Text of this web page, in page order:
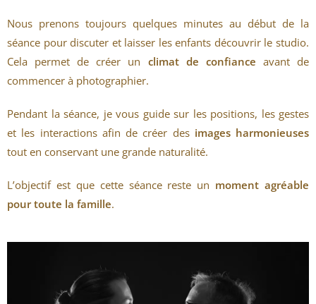
Nous prenons toujours quelques minutes au début de la
séance pour discuter et laisser les enfants découvrir le studio.
Cela permet de créer un climat de confiance avant de
commencer à photographier.
Pendant la séance, je vous guide sur les positions, les gestes
et les interactions afin de créer des images harmonieuses
tout en conservant une grande naturalité.
L’objectif est que cette séance reste un moment agréable
pour toute la famille.